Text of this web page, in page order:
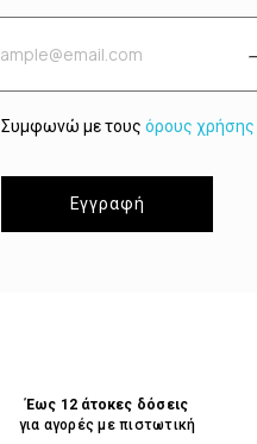
Συμφωνώ με τους όρους χρήσης
Εγγραφή
Έως 12 άτοκες δόσεις
για αγορές με πιστωτική